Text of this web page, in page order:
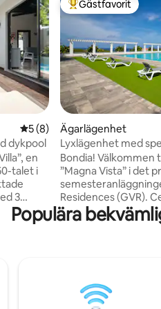
5 av 5 i genomsnittligt betyg,
5 (8)
dykpool
en
talet i
med
Populär gästfavorit
Gästfavorit
Ägarlägenhet
Lyxlägenhet med
Bondia! Välkommen
”Magna Vista” i det
Residences (GVR). Centralt beläget,
stränder inom
att bo i det lugna
säkerhetspersonal
🌟 Över 9 års
Populära